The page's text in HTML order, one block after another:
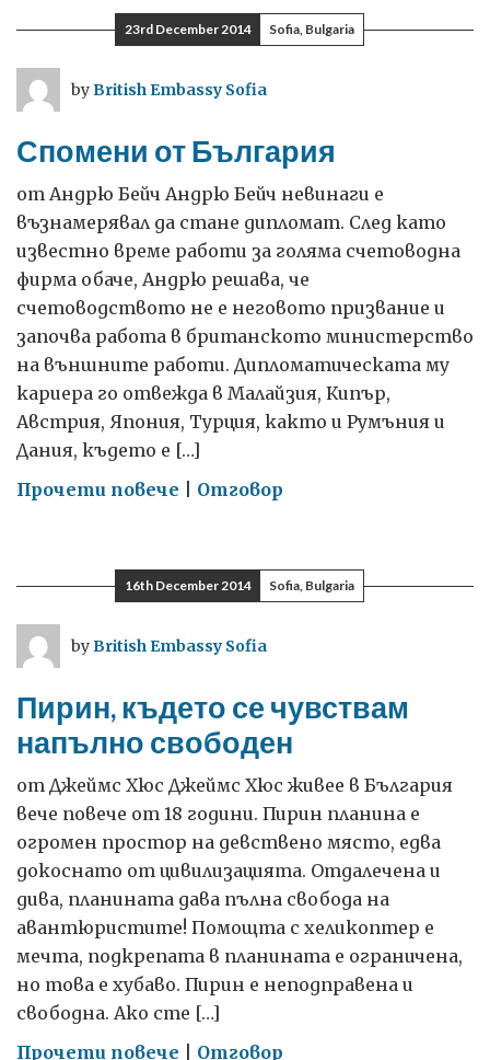
годината,
в
отбелязахме
между
Великобритания
и
България
23rd December 2014 Sofia, Bulgaria
byBritish Embassy Sofia
Спомени от България
от Андрю Бейч Андрю Бейч невинаги е
възнамерявал да стане дипломат. След като
известно време работи за голяма счетоводна
фирма обаче, Андрю решава, че
счетоводството не е неговото призвание и
започва работа в британското министерство
на външните работи. Дипломатическата му
кариера го отвежда в Малайзия, Кипър,
Австрия, Япония, Турция, както и Румъния и
Дания, където е […]
Прочети повече on
България
Отговор
16th December 2014 Sofia, Bulgaria
byBritish Embassy Sofia
Пирин, където се чувствам
напълно свободен
от Джеймс Хюс Джеймс Хюс живее в България
вече повече от 18 години. Пирин планина е
огромен простор на девствено място, едва
докоснато от цивилизацията. Отдалечена и
дива, планината дава пълна свобода на
авантюристите! Помощта с хеликоптер е
мечта, подкрепата в планината е ограничена,
но това е хубаво. Пирин е неподправена и
свободна. Ако сте […]
Прочети повече onОтговор